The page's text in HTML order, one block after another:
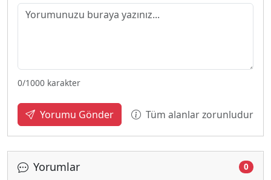
0/1000 karakter
Yorumu Gönder Tüm alanlar zorunludur
Yorumlar 0